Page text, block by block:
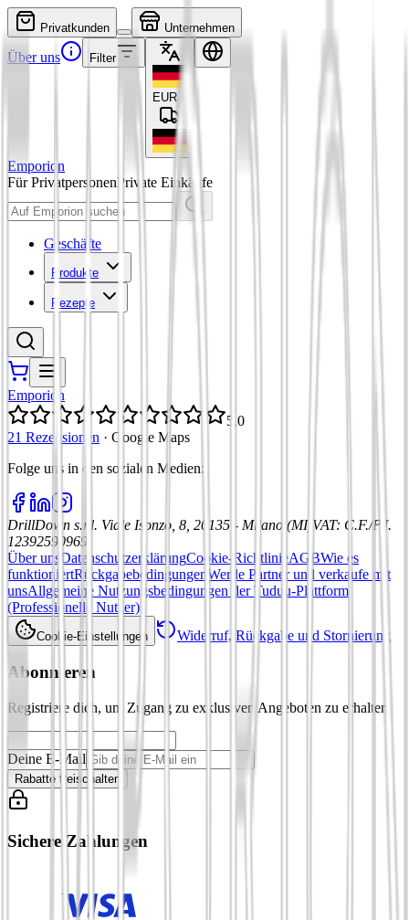
Privatkunden Unternehmen
Über uns Filter
EUR
Emporion
Für PrivatpersonenPrivate Einkäufe
Geschäfte
Produkte
Rezepte
Emporion
5,0
21 Rezensionen · Google Maps
Folge uns in den sozialen Medien:
DrillDown s.r.l. Viale Isonzo, 8, 20135 - Milano (MI) VAT: C.F./P.I.
12392590969
Über uns DatenschutzerklärungCookie-RichtlinieAGBWie es
funktioniertRückgabebedingungen Werde Partner und verkaufe mit
unsAllgemeine Nutzungsbedingungen der Tuduu-Plattform
(Professionelle Nutzer)
Cookie-Einstellungen Widerruf, Rückgabe und Stornierung
Abonnieren
Registriere dich, um Zugang zu exklusiven Angeboten zu erhalten
Deine E-Mail
Rabatte freischalten
Sichere Zahlungen